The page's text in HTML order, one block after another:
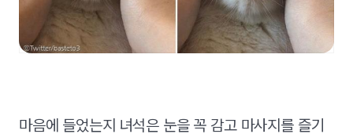
마음에 들었는지 녀석은 눈을 꼭 감고 마사지를 즐기